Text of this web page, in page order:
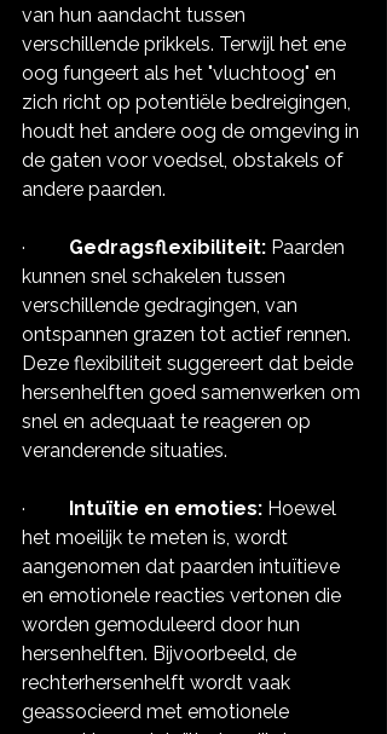
van hun aandacht tussen
verschillende prikkels. Terwijl het ene
oog fungeert als het "vluchtoog" en
zich richt op potentiële bedreigingen,
houdt het andere oog de omgeving in
de gaten voor voedsel, obstakels of
andere paarden.
·
  Gedragsflexibiliteit:
Paarden
kunnen snel schakelen tussen
verschillende gedragingen, van
ontspannen grazen tot actief rennen.
Deze flexibiliteit suggereert dat beide
hersenhelften goed samenwerken om
snel en adequaat te reageren op
veranderende situaties.
·
  Intuïtie en emoties:
Hoewel
het moeilijk te meten is, wordt
aangenomen dat paarden intuïtieve
en emotionele reacties vertonen die
worden gemoduleerd door hun
hersenhelften. Bijvoorbeeld, de
rechterhersenhelft wordt vaak
geassocieerd met emotionele